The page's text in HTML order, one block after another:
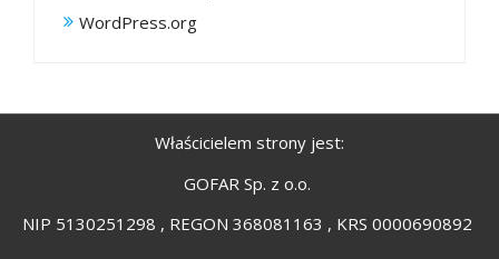
WordPress.org
Właścicielem strony jest:
GOFAR Sp. z o.o.
NIP 5130251298 , REGON 368081163 , KRS 0000690892